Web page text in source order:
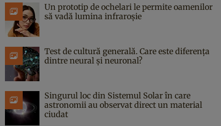
Un prototip de ochelari le permite oamenilor
să vadă lumina infraroșie
Test de cultură generală. Care este diferența
dintre neural și neuronal?
Singurul loc din Sistemul Solar în care
astronomii au observat direct un material
ciudat